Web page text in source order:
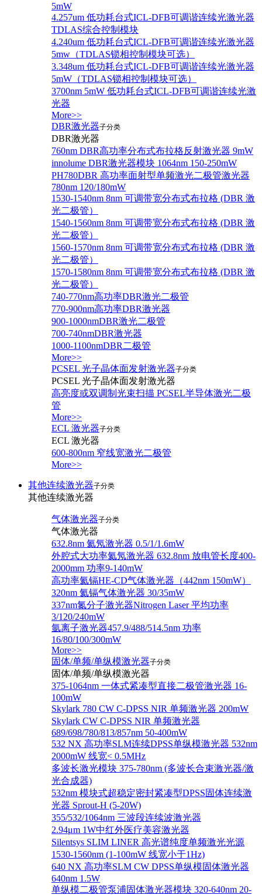
5mW
4.257um 低功耗台式ICL-DFB可调谐连续光激光器
TDLAS综合控制模块
4.240um 低功耗台式ICL-DFB可调谐连续光激光器
5mw（TDLAS锁相控制模块可选）
3.348um 低功耗台式ICL-DFB可调谐连续光激光器
5mW（TDLAS锁相控制模块可选）
3700nm 5mW 低功耗台式ICL-DFB可调谐连续光激
光器
More>>
DBR激光器子分类
DBR激光器
760nm DBR高功率分布式布拉格反射激光器 9mW
innolume DBR激光器模块 1064nm 150-250mW
PH780DBR 高功率面射型单频激光二极管激光器
780nm 120/180mW
1530-1540nm 8nm 可调带宽分布式布拉格 (DBR 激
光二极管）
1540-1560nm 8nm 可调带宽分布式布拉格 (DBR 激
光二极管）
1560-1570nm 8nm 可调带宽分布式布拉格 (DBR 激
光二极管）
1570-1580nm 8nm 可调带宽分布式布拉格 (DBR 激
光二极管）
740-770nm高功率DBR激光二极管
770-900nm高功率DBR激光器
900-1000nmDBR激光二极管
700-740nmDBR激光器
1000-1100nmDBR二极管
More>>
PCSEL 光子晶体面发射激光器子分类
PCSEL 光子晶体面发射激光器
高亮度或双调制光束扫描 PCSEL半导体激光二极
管
More>>
ECL 激光器子分类
ECL 激光器
600-800nm 窄线宽激光二极管
More>>
其他连续激光器子分类
其他连续激光器
气体激光器子分类
气体激光器
632.8nm 氦氖激光器 0.5/1/1.6mW
外腔式大功率氦氖激光器 632.8nm 放电管长度400-
2000mm 功率9-140mW
高功率氦镉HE-CD气体激光器（442nm 150mW）
320nm 氦镉气体激光器 30/35mW
337nm氮分子激光器Nitrogen Laser 平均功率
3/120/240mW
氩离子激光器457.9/488/514.5nm 功率
16/80/100/300mW
More>>
固体/单频/单纵模激光器子分类
固体/单频/单纵模激光器
375-1064nm 一体式紧凑型直接二极管激光器 16-
100mW
Skylark 780 CW C-DPSS NIR 单频激光器 200mW
Skylark CW C-DPSS NIR 单频激光器
689/698/780/813/857nm 50-400mW
532 NX 高功率SLM连续DPSS单纵模激光器 532nm
2000mW 线宽< 0.5MHz
多波长激光模块 375-780nm (多波长合束激光器/激
光合成器)
532nm 模块式超稳定密封紧凑型DPSS固体连续激
光器 Sprout-H (5-20W)
355/532/1064nm 三波段连续波激光器
2.94μm 1W中红外医疗美容激光器
Silentsys SLIM LINER 高光谱纯度单频激光光源
1530-1560nm (1-100mW 线宽小于1Hz)
640 NX 高功率SLM CW DPSS单纵模固体激光器
640nm 1.5W
单纵模二极管泵浦固体激光器模块 320-640nm 20-